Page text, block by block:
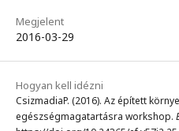
Megjelent
2016-03-29
Hogyan kell idézni
CsizmadiaP. (2016). Az épített
egészségmagatartásra workshop.